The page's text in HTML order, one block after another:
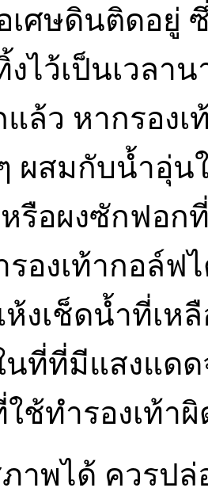
ศษดินติดอยู่
ไว้เป็นเวลา
ล้ว หากรอง
ผสมกับน้ำอุ่น
รือผงซักฟอก
องเท้ากอล์ฟ
งเช็ดน้ำที่เห
นที่ที่มีแสงแด
ช้ทำรองเท้า
าพได้ ควรปล่